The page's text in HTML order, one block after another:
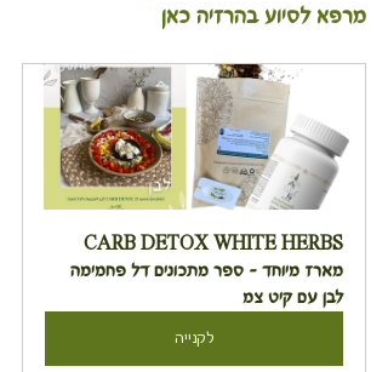
מרפא לסיוע בהרזיה כאן
מארז מיוחד - ספר מתכונים דל פחמימה
לבן עם קיט צמ
לקנייה